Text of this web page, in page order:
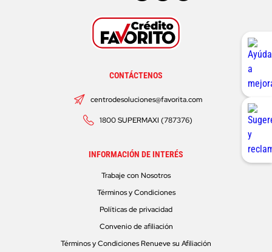
CONTÁCTENOS
centrodesoluciones@favorita.com
1800 SUPERMAXI (787376)
INFORMACIÓN DE INTERÉS
Trabaje con Nosotros
Términos y Condiciones
Políticas de privacidad
Convenio de afiliación
Términos y Condiciones Renueve su Afiliación